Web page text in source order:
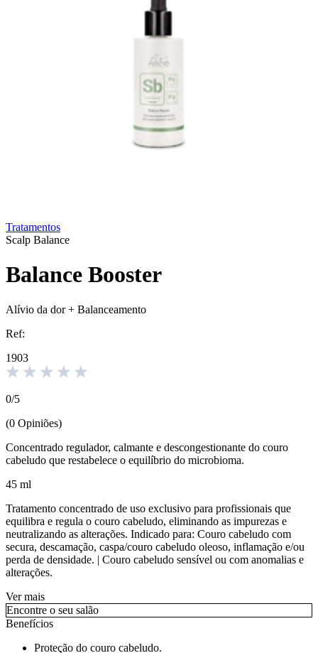
Tratamentos
Scalp Balance
Balance Booster
Alívio da dor + Balanceamento
Ref:
1903
0/5
(0 Opiniões)
Concentrado regulador, calmante e descongestionante do couro
cabeludo que restabelece o equilíbrio do microbioma.
45 ml
Tratamento concentrado de uso exclusivo para profissionais que
equilibra e regula o couro cabeludo, eliminando as impurezas e
neutralizando as alterações. Indicado para: Couro cabeludo com
secura, descamação, caspa/couro cabeludo oleoso, inflamação e/ou
perda de densidade. | Couro cabeludo sensível ou com anomalias e
alterações.
Ver mais
Encontre o seu salão
Benefícios
Proteção do couro cabeludo.